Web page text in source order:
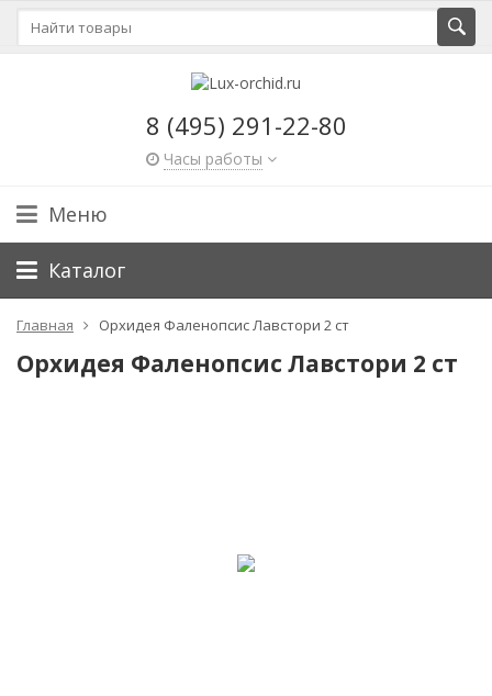
8 (495) 291-22-80
Часы работы
Меню
Каталог
Главная Орхидея Фаленопсис Лавстори 2 ст
Орхидея Фаленопсис Лавстори 2 ст